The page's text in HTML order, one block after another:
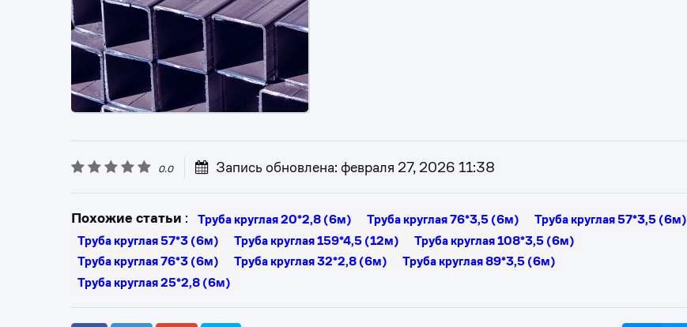
0.0 Запись обновлена: февраля 27, 2026 11:38
Похожие статьи : Труба круглая 20*2,8 (6м) Труба круглая 76*3,5 (6м)
Труба круглая 57*3,5 (6м)
Труба круглая 57*3 (6м)
Труба круглая 159*4,5 (12м)
Труба круглая 108*3,5 (6м)
Труба круглая 76*3 (6м)
Труба круглая 32*2,8 (6м)
Труба круглая 89*3,5 (6м)
Труба круглая 25*2,8 (6м)